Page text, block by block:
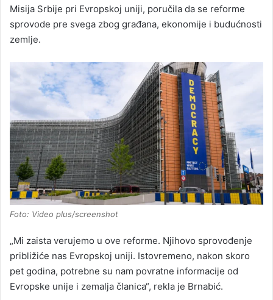
Misija Srbije pri Evropskoj uniji, poručila da se reforme
sprovode pre svega zbog građana, ekonomije i budućnosti
zemlje.
Foto: Video plus/screenshot
„Mi zaista verujemo u ove reforme. Njihovo sprovođenje
približiće nas Evropskoj uniji. Istovremeno, nakon skoro
pet godina, potrebne su nam povratne informacije od
Evropske unije i zemalja članica“, rekla je Brnabić.